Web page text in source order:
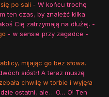
po sali - W końcu trochę
ten czas, by znaleźć kilka
Cię zatrzymają na dłużej. -
- w sensie przy zagadce -
mijając go bez słowa.
sióstr! A teraz muszę
chwilę w torbie i wyjęła
ostatni, ale… O… O! Ten